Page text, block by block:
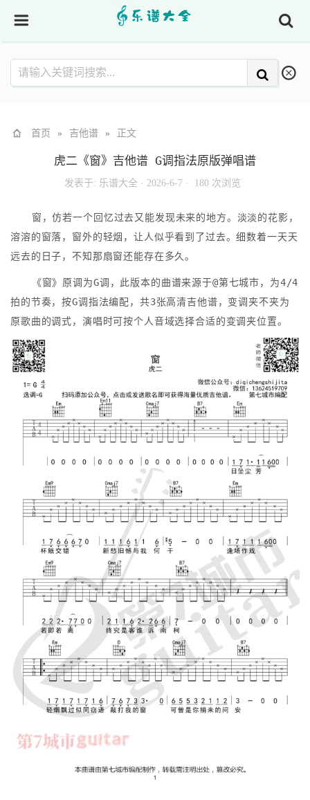
首页 » 吉他谱 » 正文
虎二《窗》吉他谱 G调指法原版弹唱谱
发表于: 乐谱大全· 2026-6-7 · 180 次浏览
窗，仿若一个回忆过去又能发现未来的地方。淡淡的花影，
溶溶的窗落，窗外的轻烟，让人似乎看到了过去。细数着一天天
远去的日子，不知那扇窗还能存在多久。
《窗》原调为G调，此版本的曲谱来源于@第七城市，为4/4
拍的节奏，按G调指法编配，共3张高清吉他谱，变调夹不夹为
原歌曲的调式，演唱时可按个人音域选择合适的变调夹位置。